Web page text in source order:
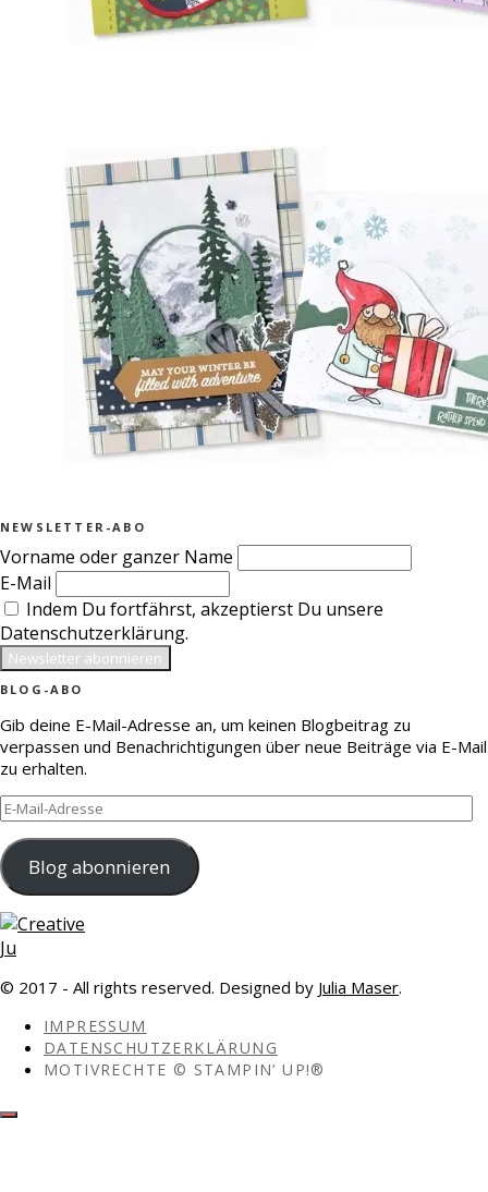
NEWSLETTER-ABO
Vorname oder ganzer Name
E-Mail
Indem Du fortfährst, akzeptierst Du unsere
Datenschutzerklärung.
BLOG-ABO
Gib deine E-Mail-Adresse an, um keinen Blogbeitrag zu
verpassen und Benachrichtigungen über neue Beiträge via E-Mail
zu erhalten.
E-
Mail-
Adresse
Blog abonnieren
© 2017 - All rights reserved. Designed by Julia Maser.
IMPRESSUM
DATENSCHUTZERKLÄRUNG
MOTIVRECHTE © STAMPIN’ UP!®